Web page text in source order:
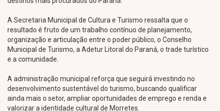
A Secretaria Municipal de Cultura e Turismo ressalta que o
resultado é fruto de um trabalho contínuo de planejamento,
organização e articulação entre o poder público, o Conselho
Municipal de Turismo, a Adetur Litoral do Paraná, o trade turístico
e a comunidade.
A administração municipal reforça que seguirá investindo no
desenvolvimento sustentável do turismo, buscando qualificar
ainda mais o setor, ampliar oportunidades de emprego e renda e
valorizar a identidade cultural de Morretes.